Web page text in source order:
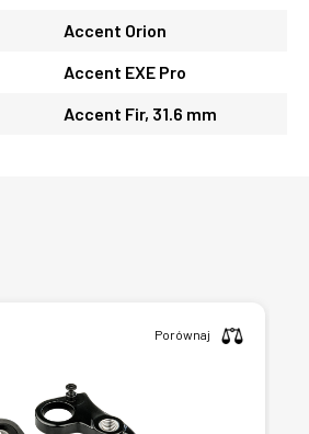
Accent Orion
Accent EXE Pro
Accent Fir, 31.6 mm
Porównaj